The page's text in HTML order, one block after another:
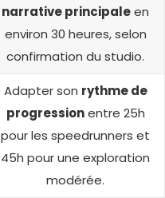
narrative principaleen
environ 30 heures, selon
confirmation du studio.
Adapter son rythme de
progressionentre 25h
pour les speedrunners et
45h pour une exploration
modérée.